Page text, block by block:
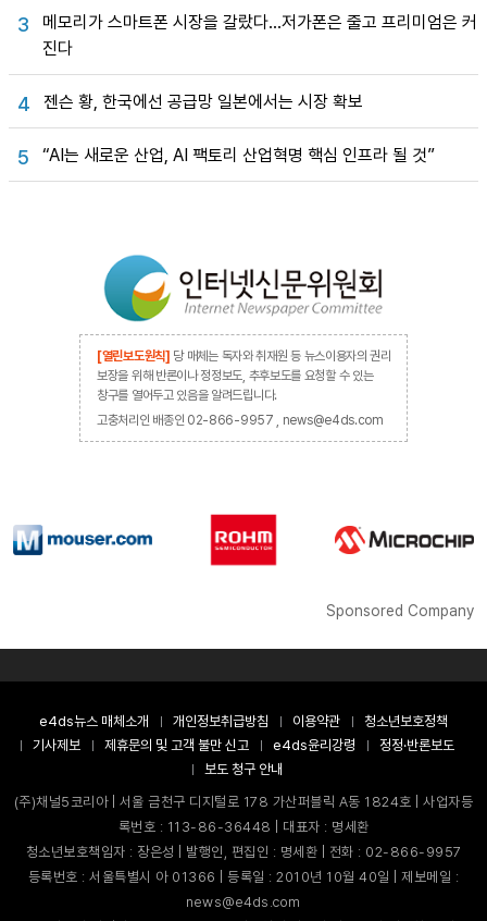
3
메모리가 스마트폰 시장을 갈랐다…저가폰은 줄고 프리미엄은 커
진다
4 젠슨 황, 한국에선 공급망 일본에서는 시장 확보
5 “AI는 새로운 산업, AI 팩토리 산업혁명 핵심 인프라 될 것”
[열린보도원칙] 당 매체는 독자와 취재원 등 뉴스이용자의 권리
보장을 위해 반론이나 정정보도, 추후보도를 요청할 수 있는
창구를 열어두고 있음을 알려드립니다.
고충처리인 배종인 02-866-9957 , news@e4ds.com
Sponsored Company
e4ds뉴스 매체소개 개인정보취급방침 이용약관
청소년보호정책
기사제보
제휴문의 및 고객 불만 신고 e4ds윤리강령
정정·반론보도
보도 청구 안내
(주)채널5코리아 | 서울 금천구 디지털로 178 가산퍼블릭 A동 1824호 | 사업자등
록번호 : 113-86-36448 | 대표자 : 명세환
청소년보호책임자 : 장은성 | 발행인, 편집인 : 명세환 | 전화 : 02-866-9957
등록번호 : 서울특별시 아 01366 | 등록일 : 2010년 10월 40일 | 제보메일 :
news@e4ds.com